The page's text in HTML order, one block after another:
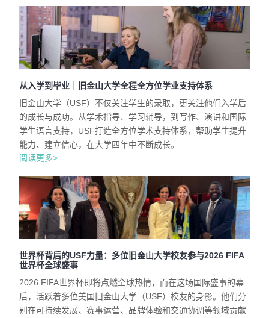
从入学到毕业｜旧金山大学全程全方位学业支持体系
旧金山大学（USF）不仅关注学生的录取，更关注他们入学后
的成长与成功。从学术指导、学习辅导，到写作、演讲和国际
学生语言支持，USF打造全方位学术支持体系，帮助学生提升
能力、建立信心，在大学四年中不断成长。
阅读更多>
世界杯背后的USF力量：多位旧金山大学校友参与2026 FIFA
世界杯全球盛事
2026 FIFA世界杯即将点燃全球热情，而在这场国际盛事的幕
后，活跃着多位美国旧金山大学（USF）校友的身影。他们分
别在可持续发展、赛事运营、品牌体验和交通协调等领域贡献